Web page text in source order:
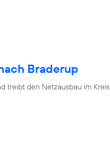
Braderup
treibt den Netzausbau im Kreis